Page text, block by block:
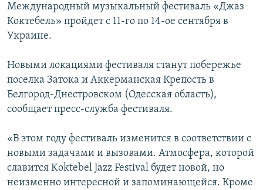
поискуИНФОГРАФИКА
ТЕЛЕПРОЕКТ КРЫМ.РЕАЛИИ
ПРОПАВШИЕ БЕЗ ВЕСТИ
ПОБЕДИТЕЛЕЙ НЕ СУДЯТ?
КРЫМ.НЕПОКОРЕННЫЙ
ELIFBE
УКРАИНСКАЯ ПРОБЛЕМА КРЫМА
КАК ОБОЙТИ БЛОКИРОВКУ
Українською
Qırımtatar
ПРИСОЕДИНЯЙТЕСЬ!
Все сайты RFE/RL
Международный музыкальный фестиваль «Джаз
Коктебель» пройдет c 11-го по 14-ое сентября в
Украине.
Новыми локациями фестиваля станут побережье
поселка Затока и Аккерманская Крепость в
Белгород-Днестровском (Одесская область),
сообщает пресс-служба фестиваля.
«В этом году фестиваль изменится в соответствии с
новыми задачами и вызовами. Атмосфера, которой
славится Koktebel Jazz Festival будет новой, но
неизменно интересной и запоминающейся. Кроме